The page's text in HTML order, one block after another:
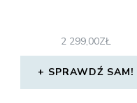
2 299,00ZŁ
SPRAWDŹ SAM!